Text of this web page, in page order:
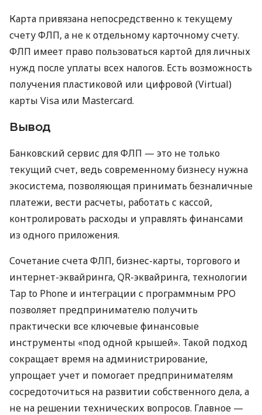
Карта привязана непосредственно к текущему
счету ФЛП, а не к отдельному карточному счету.
ФЛП имеет право пользоваться картой для личных
нужд после уплаты всех налогов. Есть возможность
получения пластиковой или цифровой (Virtual)
карты Visa или Mastercard.
Вывод
Банковский сервис для ФЛП — это не только
текущий счет, ведь современному бизнесу нужна
экосистема, позволяющая принимать безналичные
платежи, вести расчеты, работать с кассой,
контролировать расходы и управлять финансами
из одного приложения.
Сочетание счета ФЛП, бизнес-карты, торгового и
интернет-эквайринга, QR-эквайринга, технологии
Tap to Phone и интеграции с программным РРО
позволяет предпринимателю получить
практически все ключевые финансовые
инструменты «под одной крышей». Такой подход
сокращает время на администрирование,
упрощает учет и помогает предпринимателям
сосредоточиться на развитии собственного дела, а
не на решении технических вопросов. Главное —